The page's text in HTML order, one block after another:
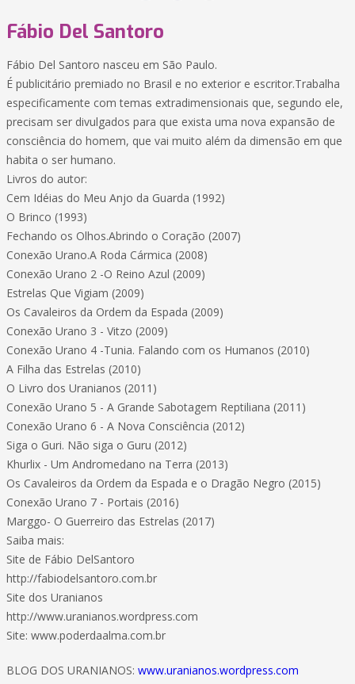
Fábio Del Santoro
Fábio Del Santoro nasceu em São Paulo.
É publicitário premiado no Brasil e no exterior e escritor.Trabalha
especificamente com temas extradimensionais que, segundo ele,
precisam ser divulgados para que exista uma nova expansão de
consciência do homem, que vai muito além da dimensão em que
habita o ser humano.
Livros do autor:
Cem Idéias do Meu Anjo da Guarda (1992)
O Brinco (1993)
Fechando os Olhos.Abrindo o Coração (2007)
Conexão Urano.A Roda Cármica (2008)
Conexão Urano 2 -O Reino Azul (2009)
Estrelas Que Vigiam (2009)
Os Cavaleiros da Ordem da Espada (2009)
Conexão Urano 3 - Vitzo (2009)
Conexão Urano 4 -Tunia. Falando com os Humanos (2010)
A Filha das Estrelas (2010)
O Livro dos Uranianos (2011)
Conexão Urano 5 - A Grande Sabotagem Reptiliana (2011)
Conexão Urano 6 - A Nova Consciência (2012)
Siga o Guri. Não siga o Guru (2012)
Khurlix - Um Andromedano na Terra (2013)
Os Cavaleiros da Ordem da Espada e o Dragão Negro (2015)
Conexão Urano 7 - Portais (2016)
Marggo- O Guerreiro das Estrelas (2017)
Saiba mais:
Site de Fábio DelSantoro
http://fabiodelsantoro.com.br
Site dos Uranianos
http://www.uranianos.wordpress.com
Site: www.poderdaalma.com.br
BLOG DOS URANIANOS: www.uranianos.wordpress.com